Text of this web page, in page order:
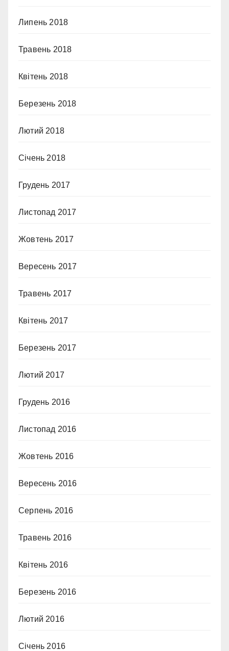
Липень 2018
Травень 2018
Квітень 2018
Березень 2018
Лютий 2018
Січень 2018
Грудень 2017
Листопад 2017
Жовтень 2017
Вересень 2017
Травень 2017
Квітень 2017
Березень 2017
Лютий 2017
Грудень 2016
Листопад 2016
Жовтень 2016
Вересень 2016
Серпень 2016
Травень 2016
Квітень 2016
Березень 2016
Лютий 2016
Січень 2016